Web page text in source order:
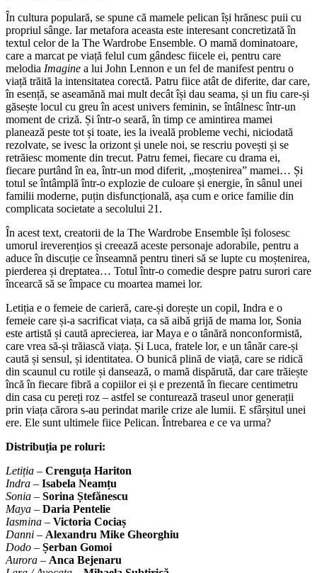
În cultura populară, se spune că mamele pelican își hrănesc puii cu
propriul sânge. Iar metafora aceasta este interesant concretizată în
textul celor de la The Wardrobe Ensemble. O mamă dominatoare,
care a marcat pe viață felul cum gândesc fiicele ei, pentru care
melodia Imagine a lui John Lennon e un fel de manifest pentru o
viață trăită la intensitatea corectă. Patru fiice atât de diferite, dar care,
în esență, se aseamănă mai mult decât își dau seama, și un fiu care-și
găsește locul cu greu în acest univers feminin, se întâlnesc într-un
moment de criză. Și într-o seară, în timp ce amintirea mamei
planează peste tot și toate, ies la iveală probleme vechi, niciodată
rezolvate, se ivesc la orizont și unele noi, se rescriu povești și se
retrăiesc momente din trecut. Patru femei, fiecare cu drama ei,
fiecare purtând în ea, într-un mod diferit, „moștenirea” mamei… Și
totul se întâmplă într-o explozie de culoare și energie, în sânul unei
familii moderne, puțin disfuncțională, așa cum e orice familie din
complicata societate a secolului 21.
În acest text, creatorii de la The Wardrobe Ensemble își folosesc
umorul ireverențios și creează aceste personaje adorabile, pentru a
aduce în discuție ce înseamnă pentru tineri să se lupte cu moștenirea,
pierderea și dreptatea… Totul într-o comedie despre patru surori care
încearcă să se împace cu moartea mamei lor.
Letiția e o femeie de carieră, care-și dorește un copil, Indra e o
femeie care și-a sacrificat viața, ca să aibă grijă de mama lor, Sonia
este artistă și caută aprecierea, iar Maya e o tânără nonconformistă,
care vrea să-și trăiască viața. Și Luca, fratele lor, e un tânăr care-și
caută și sensul, și identitatea. O bunică plină de viață, care se ridică
din scaunul cu rotile și dansează, o mamă dispărută, dar care trăiește
încă în fiecare fibră a copiilor ei și e prezentă în fiecare centimetru
din casa cu pereți roz – astfel se conturează traseul unor generații
prin viața cărora s-au perindat marile crize ale lumii. E sfârșitul unei
ere. Ele sunt ultimele fiice Pelican. Întrebarea e ce va urma?
Distribuția pe roluri:
Letiția – Crenguța Hariton
Indra – Isabela Neamțu
Sonia – Sorina Ștefănescu
Maya – Daria Pentelie
Iasmina – Victoria Cociaș
Danni – Alexandru Mike Gheorghiu
Dodo – Șerban Gomoi
Aurora – Anca Bejenaru